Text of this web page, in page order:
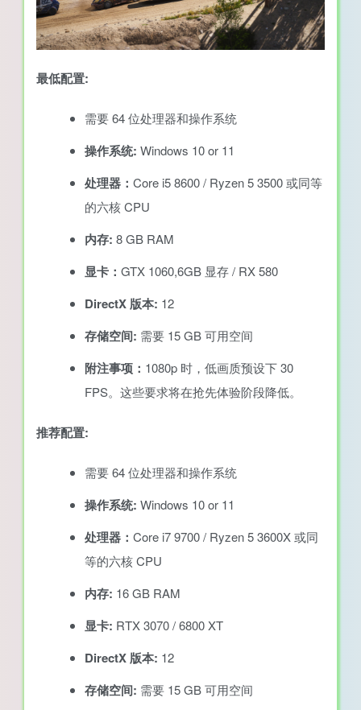
最低配置:
需要 64 位处理器和操作系统
操作系统: Windows 10 or 11
处理器： Core i5 8600 / Ryzen 5 3500 或同等
的六核 CPU
内存: 8 GB RAM
显卡： GTX 1060,6GB 显存 / RX 580
DirectX 版本: 12
存储空间: 需要 15 GB 可用空间
附注事项： 1080p 时，低画质预设下 30
FPS。这些要求将在抢先体验阶段降低。
推荐配置:
需要 64 位处理器和操作系统
操作系统: Windows 10 or 11
处理器： Core i7 9700 / Ryzen 5 3600X 或同
等的六核 CPU
内存: 16 GB RAM
显卡: RTX 3070 / 6800 XT
DirectX 版本: 12
存储空间: 需要 15 GB 可用空间